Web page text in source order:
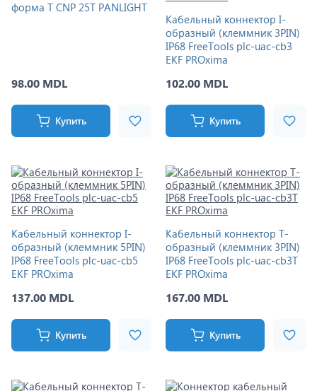
форма T CNP 25T PANLIGHT
98.00 MDL
Купить
Кабельный коннектор I-
образный (клеммник 3PIN)
IP68 FreeTools plc-uac-cb3
EKF PROxima
102.00 MDL
Купить
Кабельный коннектор I-
образный (клеммник 5PIN)
IP68 FreeTools plc-uac-cb5
EKF PROxima
137.00 MDL
Купить
Кабельный коннектор Т-
образный (клеммник 3PIN)
IP68 FreeTools plc-uac-cb3T
EKF PROxima
167.00 MDL
Купить